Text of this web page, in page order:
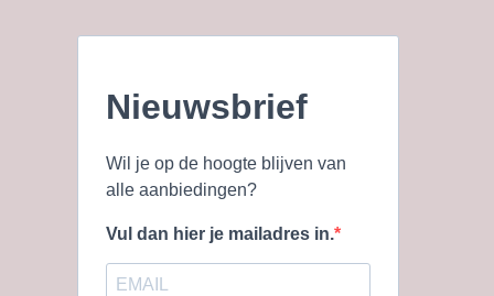
Nieuwsbrief
Wil je op de hoogte blijven van
alle aanbiedingen?
Vul dan hier je mailadres in.